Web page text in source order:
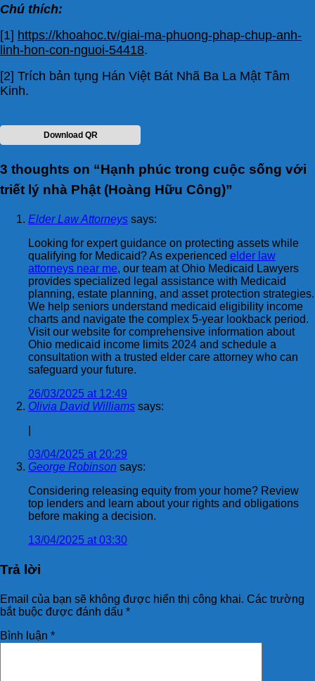
Chú thích:
[1] https://khoahoc.tv/giai-ma-phuong-phap-chup-anh-
linh-hon-con-nguoi-54418.
[2] Trích bản tụng Hán Việt Bát Nhã Ba La Mật Tâm
Kinh.
Download QR
3 thoughts on “Hạnh phúc trong cuộc sống với
triết lý nhà Phật (Hoàng Hữu Công)”
Elder Law Attorneys says:
Looking for expert guidance on protecting assets while
qualifying for Medicaid? As experienced elder law
attorneys near me, our team at Ohio Medicaid Lawyers
provides specialized legal assistance with Medicaid
planning, estate planning, and asset protection strategies.
We help seniors understand medicaid eligibility income
charts and navigate the complex 5-year lookback period.
Visit our website for comprehensive information about
Ohio medicaid income limits 2024 and schedule a
consultation with a trusted elder care attorney who can
safeguard your future.
26/03/2025 at 12:49
Olivia David Williams says:
03/04/2025 at 20:29
George Robinson says:
Considering releasing equity from your home? Review
top lenders and learn about your rights and obligations
before making a decision.
13/04/2025 at 03:30
Trả lời
Email của bạn sẽ không được hiển thị công khai. Các trường
bắt buộc được đánh dấu *
Bình luận *